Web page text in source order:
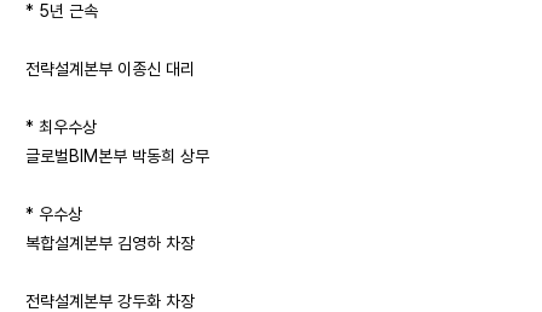
* 5년 근속
전략설계본부 이종신 대리
* 최우수상
글로벌BIM본부 박동희 상무
* 우수상
복합설계본부 김영하 차장
전략설계본부 강두화 차장